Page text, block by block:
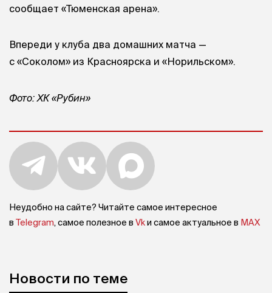
сообщает «Тюменская арена».
Впереди у клуба два домашних матча —
с «Соколом» из Красноярска и «Норильском».
Фото: ХК «Рубин»
Неудобно на сайте? Читайте самое интересное
в Telegram, самое полезное в Vkи самое актуальное в MAX
Новости по теме